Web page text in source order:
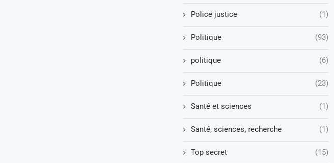
Police justice (1)
Politique (93)
politique (6)
Politique (23)
Santé et sciences (1)
Santé, sciences, recherche (1)
Top secret (15)